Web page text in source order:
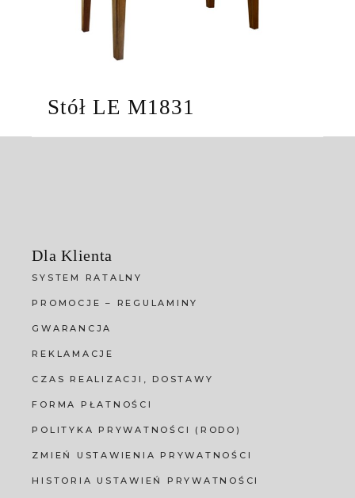
Stół LE M1831
Dla Klienta
SYSTEM RATALNY
PROMOCJE – REGULAMINY
GWARANCJA
REKLAMACJE
CZAS REALIZACJI, DOSTAWY
FORMA PŁATNOŚCI
POLITYKA PRYWATNOŚCI (RODO)
ZMIEŃ USTAWIENIA PRYWATNOŚCI
HISTORIA USTAWIEŃ PRYWATNOŚCI